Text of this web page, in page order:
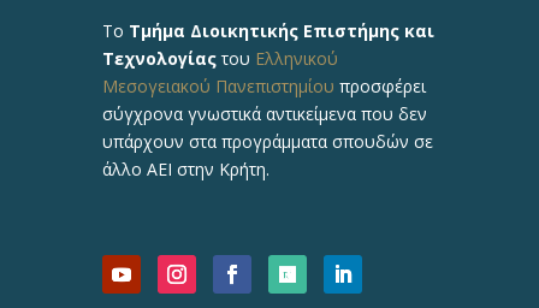
Το Τμήμα Διοικητικής Επιστήμης και
Τεχνολογίαςτου Ελληνικού
Μεσογειακού Πανεπιστημίου προσφέρει
σύγχρονα γνωστικά αντικείμενα που δεν
υπάρχουν στα προγράμματα σπουδών σε
άλλο ΑΕΙ στην Κρήτη.